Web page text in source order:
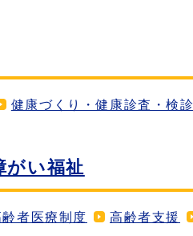
健康づくり・健康診査・検診
がい福祉
者医療制度 高齢者支援